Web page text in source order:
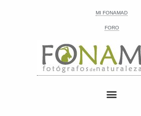
MI FONAMAD
FORO